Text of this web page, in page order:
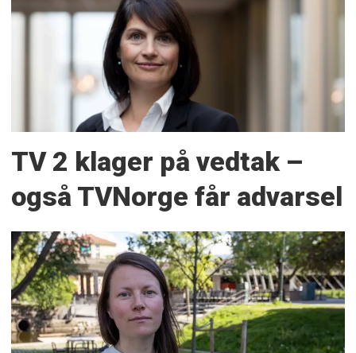
TV 2 klager på vedtak –
også TVNorge får advarsel